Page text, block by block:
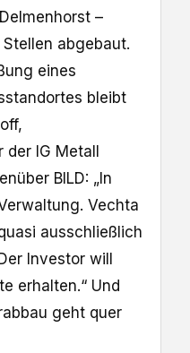
–
abgebaut.
eines
bleibt
der IG Metall
BILD: „In
Vechta
ausschließlich
Investor will
erhalten.“ Und
geht quer